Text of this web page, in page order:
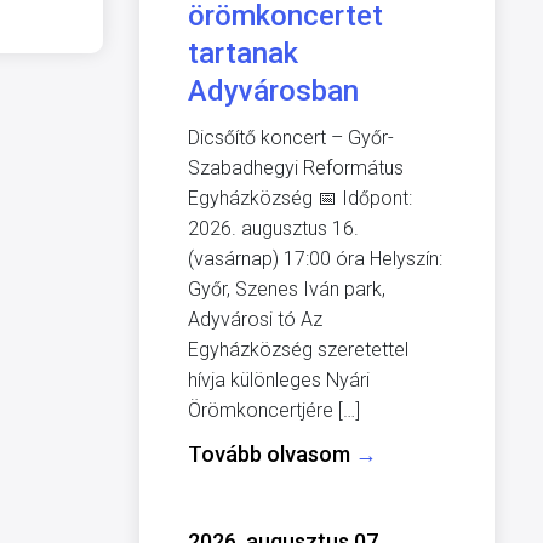
örömkoncertet
tartanak
Adyvárosban
Dicsőítő koncert – Győr-
Szabadhegyi Református
Egyházközség 📅 Időpont:
2026. augusztus 16.
(vasárnap) 17:00 óra Helyszín:
Győr, Szenes Iván park,
Adyvárosi tó Az
Egyházközség szeretettel
hívja különleges Nyári
Örömkoncertjére […]
Tovább olvasom →